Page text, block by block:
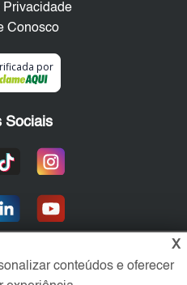
Privacidade
Conosco
por
Sociais
X
conteúdos e oferecer